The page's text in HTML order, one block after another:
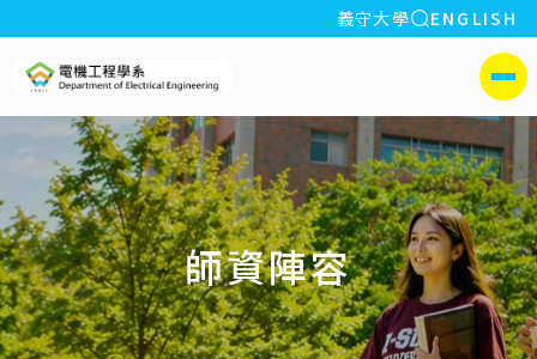
:::
義守大學 全站搜索
ENGLISH
側選單
師資陣容